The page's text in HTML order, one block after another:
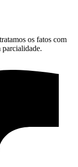
os fatos com
parcialidade.